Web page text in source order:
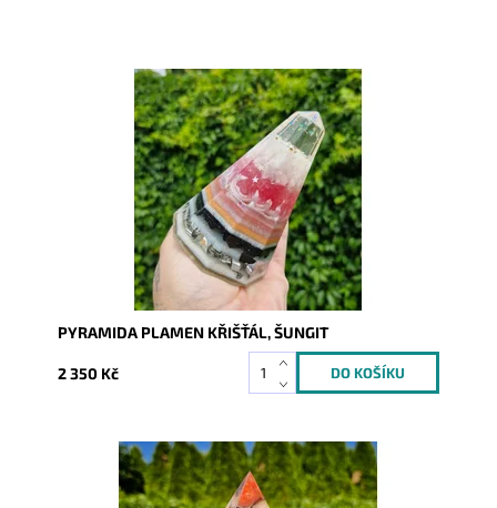
Dostupnost:
Skladem
10274
PYRAMIDA PLAMEN KŘIŠŤÁL, ŠUNGIT
2 350 Kč
Dostupnost:
Skladem
10270